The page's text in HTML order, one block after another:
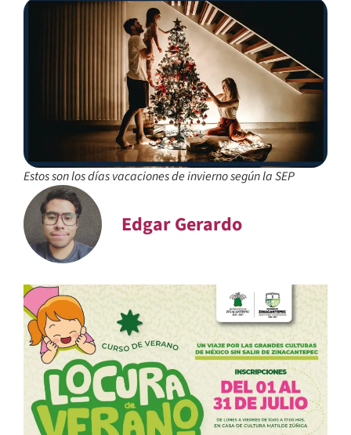
Estos son los días vacaciones de invierno según la SEP
Edgar Gerardo